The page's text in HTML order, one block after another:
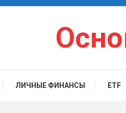
ЛИЧНЫЕ ФИНАНСЫ ETF